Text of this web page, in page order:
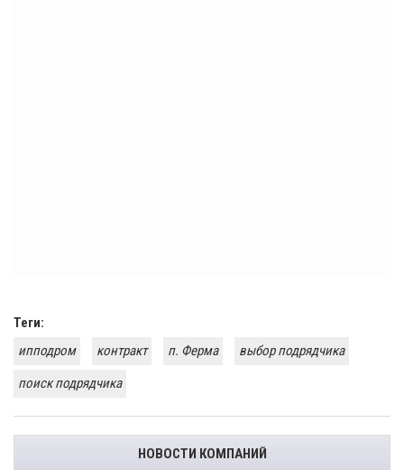
Теги:
ипподром
контракт п. Ферма
выбор подрядчика
поиск подрядчика
НОВОСТИ КОМПАНИЙ